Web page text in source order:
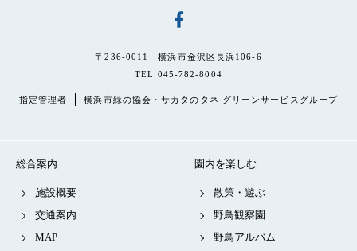
〒236-0011 横浜市金沢区長浜106-6
TEL 045-782-8004
指定管理者 横浜市緑の協会・サカタのタネ グリーンサービスグループ
総合案内
施設概要
交通案内
MAP
園内を楽しむ
散策・遊ぶ
野鳥観察園
野鳥アルバム